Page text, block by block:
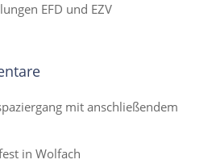
EFD und EZV
mit anschließendem
in Wolfach